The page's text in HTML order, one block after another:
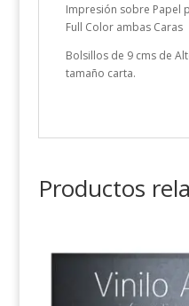
Impresión sobre Papel
Full Color ambas Caras
Bolsillos de 9 cms de
tamaño carta.
Productos